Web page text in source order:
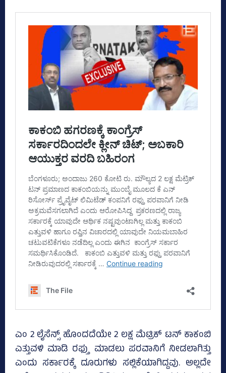
ಎಂ 2 ಲೈಸೆನ್ಸ್‌ ಹೊಂದದೆಯೇ 2 ಲಕ್ಷ ಮೆಟ್ರಿಕ್‌ ಟನ್‌ ಕಾಕಂಬಿ
ಎತ್ತುವಳಿ ಮಾಡಿ ರಫ್ತು ಮಾಡಲು ಪರವಾನಿಗೆ ನೀಡಲಾಗಿತ್ತು
ಎಂದು ಸರ್ಕಾರಕ್ಕೆ ದೂರುಗಳು ಸಲ್ಲಿಕೆಯಾಗಿದ್ದವು. ಅಲ್ಲದೇ